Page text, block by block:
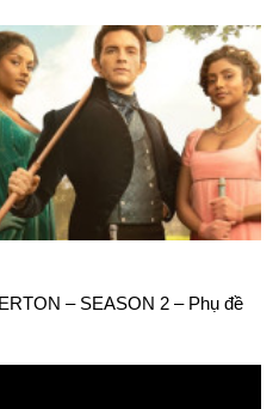
– SEASON 2 – Phụ đề